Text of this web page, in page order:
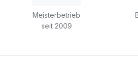
Meisterbetrieb
seit 2009